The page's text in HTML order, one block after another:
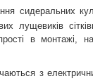
сидеральних
лущевиків
в монтажі,
з